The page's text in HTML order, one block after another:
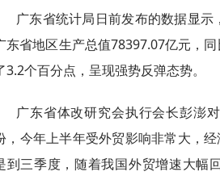
广东省统计局日前发布的数据显
东省地区生产总值78397.07亿元，
3.2个百分点，呈现强势反弹态势。
广东省体改研究会执行会长彭澎
，今年上半年受外贸影响非常大，
到三季度，随着我国外贸增速大幅